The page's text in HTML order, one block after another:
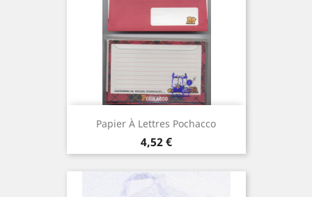
Papier À Lettres Pochacco
Prix
4,52 €